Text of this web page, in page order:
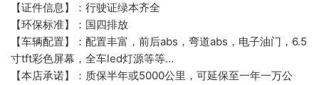
【证件信息】：行驶证绿本齐全
【环保标准】：国四排放
【车辆配置】：配置丰富，前后abs，弯道abs，电子油门，6.5
寸tft彩色屏幕，全车led灯源等等…
【本店承诺】：质保半年或5000公里，可延保至一年一万公